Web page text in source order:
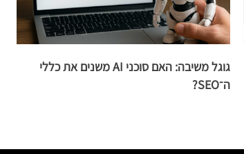
גוגל משיבה: האם סוכני AI משנים את כללי
ה־SEO?